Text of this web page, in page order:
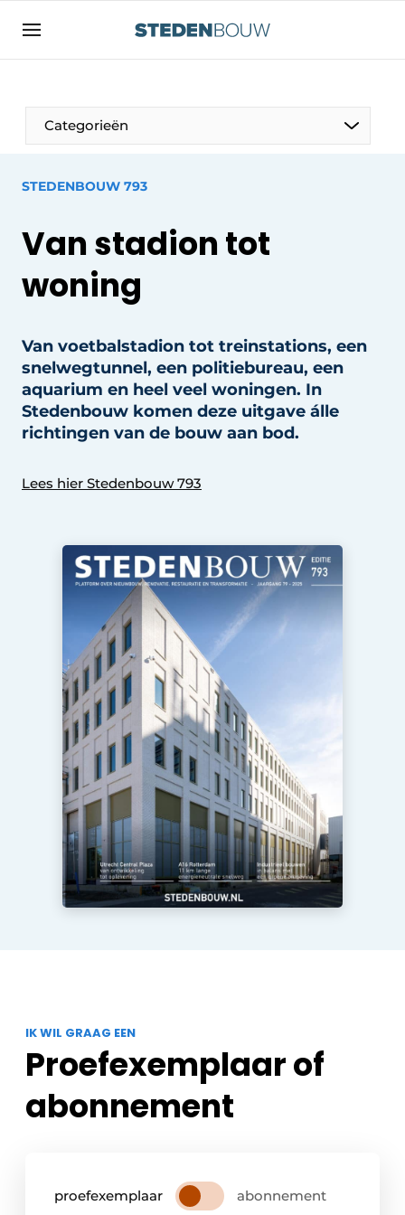
Aanmelden
asset
authlogoff logon
Bedrijven
Direct contact
Evenement aanmelden
Home
Meest gelezen
Nieuwsbrief
Podcasts
storymetadata
Vacatures
Video’s
Categorieën
Monumenten
Distributiecentra
Gevels, Daken & Daktuinen
Glas
STEDENBOUW 793
Van stadion tot
woning
Van voetbalstadion tot treinstations, een
snelwegtunnel, een politiebureau, een
aquarium en heel veel woningen. In
Stedenbouw komen deze uitgave álle
richtingen van de bouw aan bod.
Lees hier Stedenbouw 793
IK WIL GRAAG EEN
Proefexemplaar of
abonnement
proefexemplaar abonnement